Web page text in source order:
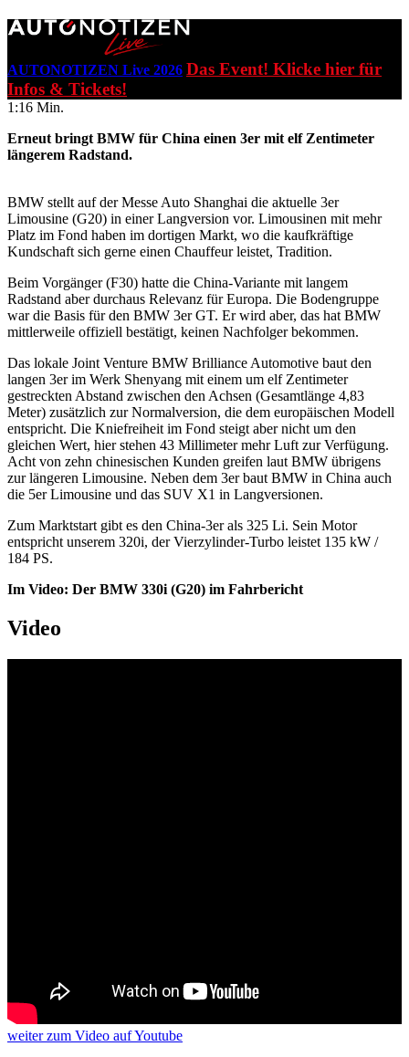
AUTONOTIZEN Live 2026 Das Event! Klicke hier für
Infos & Tickets!
1:16 Min.
Erneut bringt BMW für China einen 3er mit elf Zentimeter
längerem Radstand.
BMW stellt auf der Messe Auto Shanghai die aktuelle 3er
Limousine (G20) in einer Langversion vor. Limousinen mit mehr
Platz im Fond haben im dortigen Markt, wo die kaufkräftige
Kundschaft sich gerne einen Chauffeur leistet, Tradition.
Beim Vorgänger (F30) hatte die China-Variante mit langem
Radstand aber durchaus Relevanz für Europa. Die Bodengruppe
war die Basis für den BMW 3er GT. Er wird aber, das hat BMW
mittlerweile offiziell bestätigt, keinen Nachfolger bekommen.
Das lokale Joint Venture BMW Brilliance Automotive baut den
langen 3er im Werk Shenyang mit einem um elf Zentimeter
gestreckten Abstand zwischen den Achsen (Gesamtlänge 4,83
Meter) zusätzlich zur Normalversion, die dem europäischen Modell
entspricht. Die Kniefreiheit im Fond steigt aber nicht um den
gleichen Wert, hier stehen 43 Millimeter mehr Luft zur Verfügung.
Acht von zehn chinesischen Kunden greifen laut BMW übrigens
zur längeren Limousine. Neben dem 3er baut BMW in China auch
die 5er Limousine und das SUV X1 in Langversionen.
Zum Marktstart gibt es den China-3er als 325 Li. Sein Motor
entspricht unserem 320i, der Vierzylinder-Turbo leistet 135 kW /
184 PS.
Im Video: Der BMW 330i (G20) im Fahrbericht
Video
weiterzum Video auf Youtube